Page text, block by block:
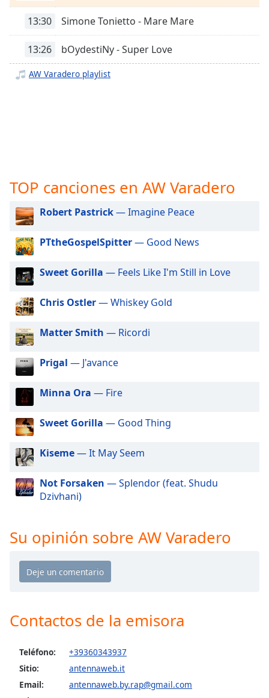
Descriptions
descriptions
off,
settings
subtitles
off
selected
Track
in-
Picture
Fullscreen
This
modal
window.
Beginning
dialog
window.
cancel
the
Opacity
Color
13:30 Simone Tonietto - Mare Mare
13:26 bOydestiNy - Super Love
AW Varadero playlist
TOP canciones en AW Varadero
Robert Pastrick— Imagine Peace
PTtheGospelSpitter— Good News
Sweet Gorilla — Feels Like I'm Still in Love
Chris Ostler— Whiskey Gold
Matter Smith — Ricordi
Prigal — J'avance
Minna Ora — Fire
Sweet Gorilla — Good Thing
Kiseme— It May Seem
Not Forsaken — Splendor (feat. Shudu
Dzivhani)
Su opinión sobre AW Varadero
Contactos de la emisora
Teléfono:
+39360343937
Sitio:
antennaweb.it
Email:
antennaweb.by.rap@gmail.com